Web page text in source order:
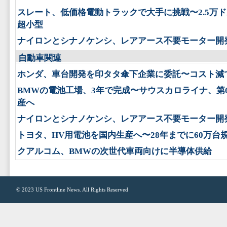
スレート、低価格電動トラックで大手に挑戦〜2.5万
超小型
ナイロンとシナノケンシ、レアアース不要モーター開
自動車関連
ホンダ、車台開発を印タタ傘下企業に委託〜コスト減
BMWの電池工場、3年で完成〜サウスカロライナ、第
産へ
ナイロンとシナノケンシ、レアアース不要モーター開
トヨタ、HV用電池を国内生産へ〜28年までに60万台
クアルコム、BMWの次世代車両向けに半導体供給
© 2023 US Frontline News . All Rights Reserved